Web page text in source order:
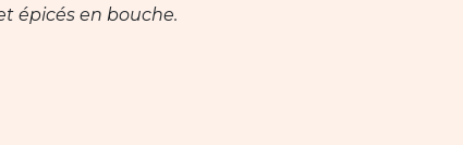
épicés en bouche.